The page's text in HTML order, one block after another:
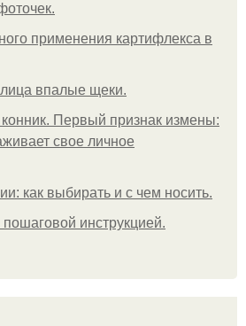
применения картифлекса в
впалые щеки.
Первый признак измены:
свое личное
как выбирать и с чем носить.
инструкцией.